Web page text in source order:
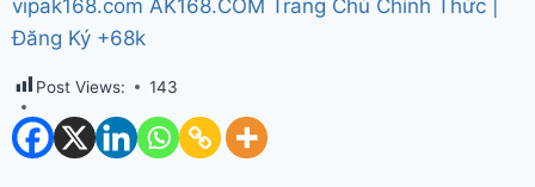
vipak168.com AK168.COM Trang Chủ Chính Thức |
Đăng Ký +68k
Post Views: 143